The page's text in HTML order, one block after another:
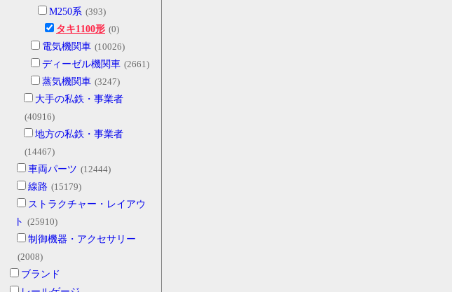
M250系 (393)
タキ1100形 (0)
電気機関車 (10026)
ディーゼル機関車 (2661)
蒸気機関車 (3247)
大手の私鉄・事業者
(40916)
地方の私鉄・事業者
(14467)
車両パーツ (12444)
線路 (15179)
ストラクチャー・レイアウ
ト (25910)
制御機器・アクセサリー
(2008)
ブランド